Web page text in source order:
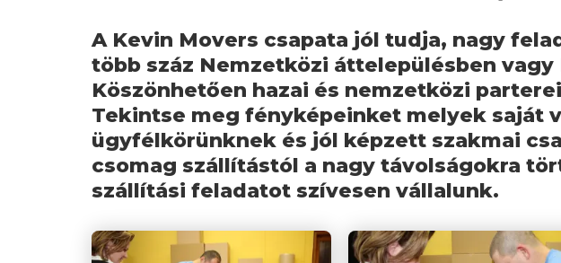
A Kevin Movers csapata jól tudja, nagy
több száz Nemzetközi áttelepülésben
Köszönhetően hazai és nemzetközi
Tekintse meg fényképeinket melyek
ügyfélkörünknek és jól képzett szakmai
csomag szállítástól a nagy távolságokra
szállítási feladatot szívesen vállalunk.